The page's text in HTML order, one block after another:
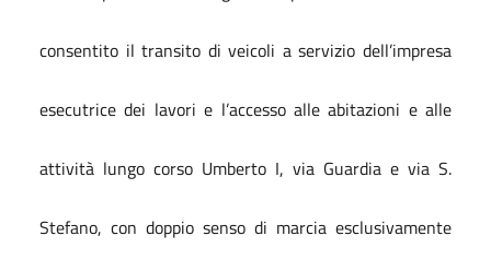
consentito il transito di veicoli a servizio dell’impresa
esecutrice dei lavori e l’accesso alle abitazioni e alle
attività lungo corso Umberto I, via Guardia e via S.
Stefano, con doppio senso di marcia esclusivamente